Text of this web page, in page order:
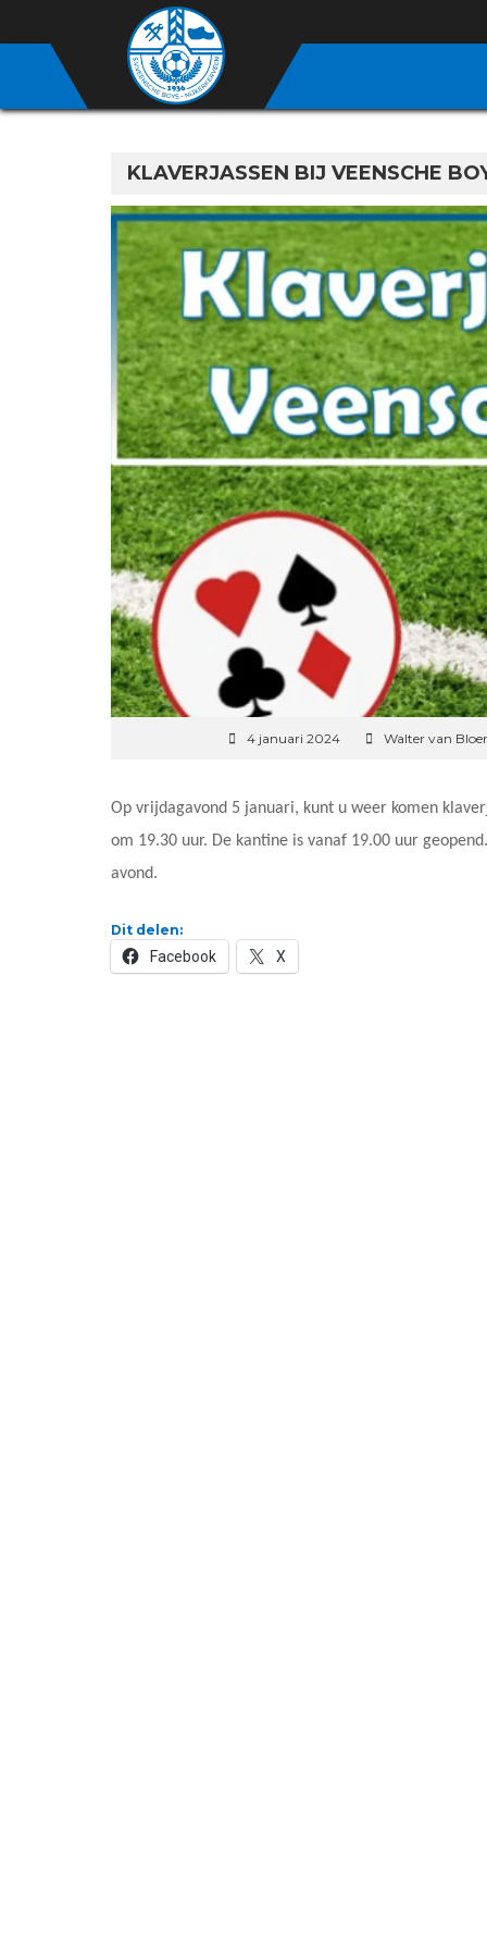
KLAVERJASSEN BIJ VEENSCHE
4 januari 2024 Walter van
Op vrijdagavond 5 januari, kunt u weer komen
om 19.30 uur. De kantine is vanaf 19.00 uur
avond.
Dit delen:
Facebook X